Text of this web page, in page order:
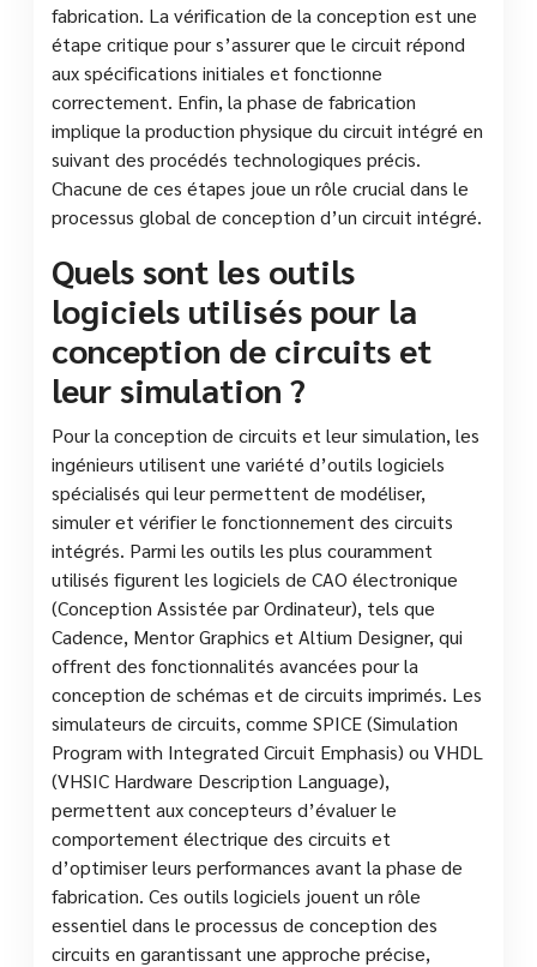
fabrication. La vérification de la conception est une
étape critique pour s’assurer que le circuit répond
aux spécifications initiales et fonctionne
correctement. Enfin, la phase de fabrication
implique la production physique du circuit intégré en
suivant des procédés technologiques précis.
Chacune de ces étapes joue un rôle crucial dans le
processus global de conception d’un circuit intégré.
Quels sont les outils
logiciels utilisés pour la
conception de circuits et
leur simulation ?
Pour la conception de circuits et leur simulation, les
ingénieurs utilisent une variété d’outils logiciels
spécialisés qui leur permettent de modéliser,
simuler et vérifier le fonctionnement des circuits
intégrés. Parmi les outils les plus couramment
utilisés figurent les logiciels de CAO électronique
(Conception Assistée par Ordinateur), tels que
Cadence, Mentor Graphics et Altium Designer, qui
offrent des fonctionnalités avancées pour la
conception de schémas et de circuits imprimés. Les
simulateurs de circuits, comme SPICE (Simulation
Program with Integrated Circuit Emphasis) ou VHDL
(VHSIC Hardware Description Language),
permettent aux concepteurs d’évaluer le
comportement électrique des circuits et
d’optimiser leurs performances avant la phase de
fabrication. Ces outils logiciels jouent un rôle
essentiel dans le processus de conception des
circuits en garantissant une approche précise,